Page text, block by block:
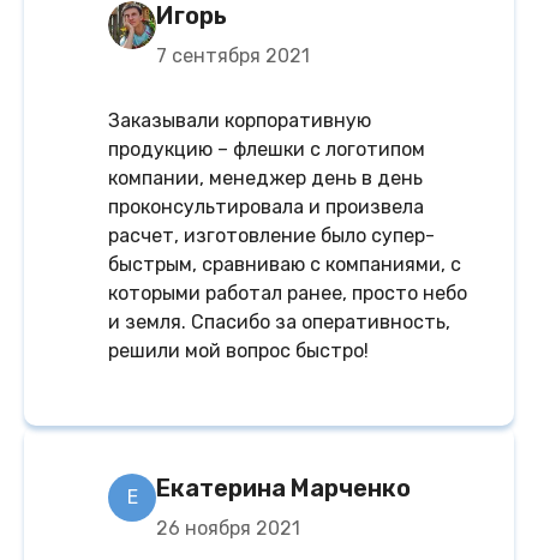
Игорь
7 сентября 2021
Заказывали корпоративную
продукцию – флешки с логотипом
компании, менеджер день в день
проконсультировала и произвела
расчет, изготовление было супер-
быстрым, сравниваю с компаниями, с
которыми работал ранее, просто небо
и земля. Спасибо за оперативность,
решили мой вопрос быстро!
Е Екатерина Марченко
26 ноября 2021